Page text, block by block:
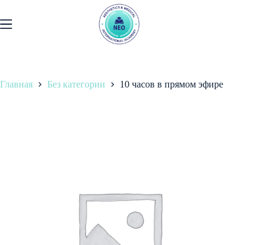
содержанию
Главная Без категории 10 часов в прямом эфире